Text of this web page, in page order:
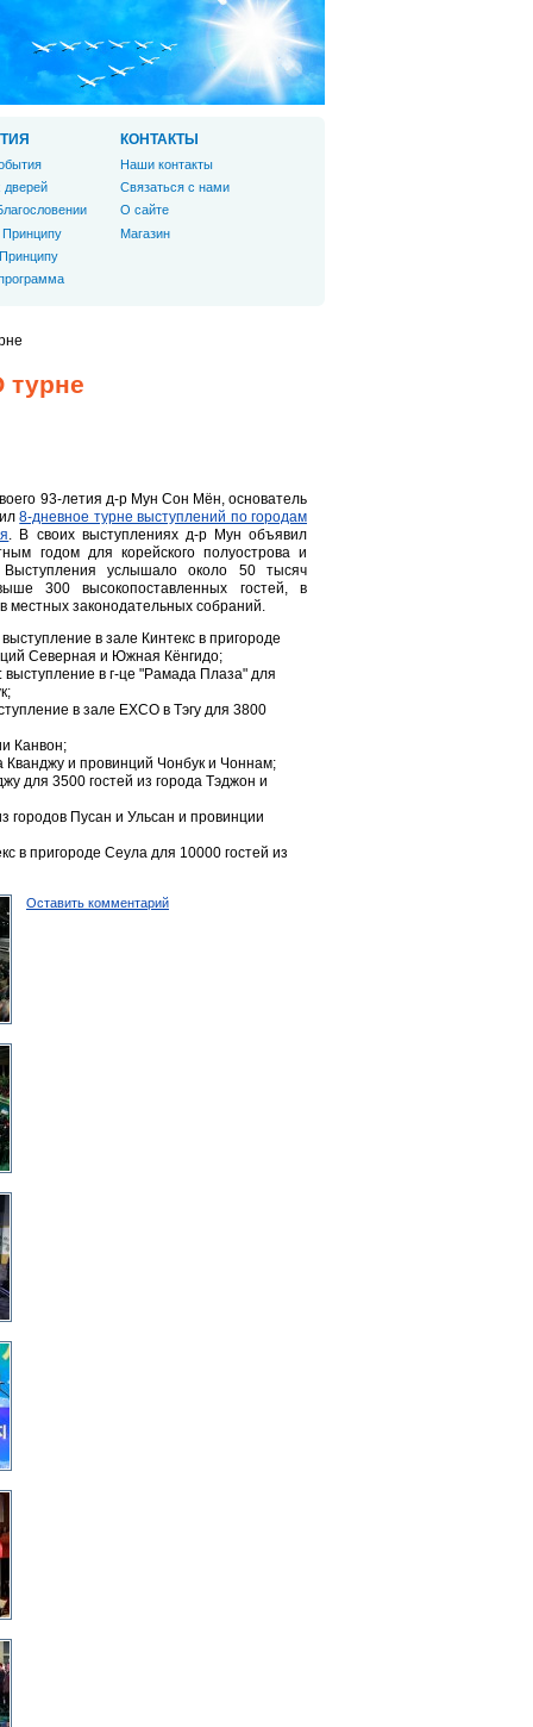
турне
93-летия д-р Мун Сон Мён, основатель
8-дневное турне выступлений по городам
. В своих выступлениях д-р Мун объявил
годом для корейского полуострова и
услышало около 50 тысяч
300 высокопоставленных гостей, в
местных законодательных собраний.
в зале Кинтекс в пригороде
Северная и Южная Кёнгидо;
выступление в г-це "Рамада Плаза" для
в зале EXCO в Тэгу для 3800
Канвон;
Кванджу и провинций Чонбук и Чоннам;
для 3500 гостей из города Тэджон и
городов Пусан и Ульсан и провинции
в пригороде Сеула для 10000 гостей из
Оставить комментарий
дверей
КОНТАКТЫ
Наши контакты
Связаться с нами
О сайте
Магазин